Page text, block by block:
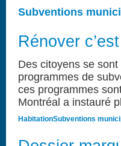
Subventions
Rénover
Des citoyens se
programmes de
ces programmes
Montréal a instauré
HabitationSubventions